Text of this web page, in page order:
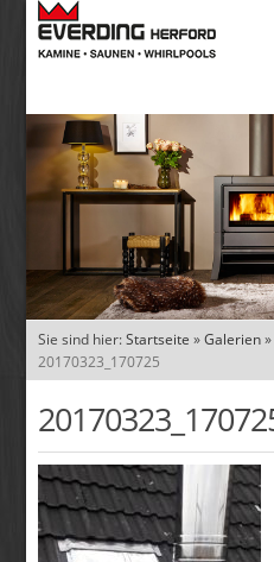
Sie sind hier:Startseite »Galerien
20170323_170725